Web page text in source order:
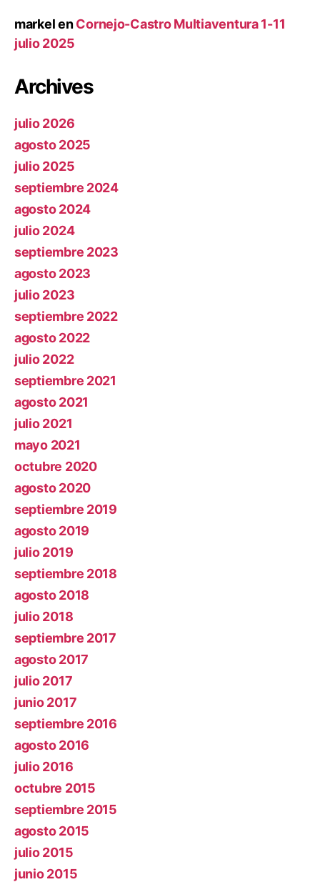
markelenCornejo-Castro Multiaventura 1-11
julio 2025
Archives
julio 2026
agosto 2025
julio 2025
septiembre 2024
agosto 2024
julio 2024
septiembre 2023
agosto 2023
julio 2023
septiembre 2022
agosto 2022
julio 2022
septiembre 2021
agosto 2021
julio 2021
mayo 2021
octubre 2020
agosto 2020
septiembre 2019
agosto 2019
julio 2019
septiembre 2018
agosto 2018
julio 2018
septiembre 2017
agosto 2017
julio 2017
junio 2017
septiembre 2016
agosto 2016
julio 2016
octubre 2015
septiembre 2015
agosto 2015
julio 2015
junio 2015